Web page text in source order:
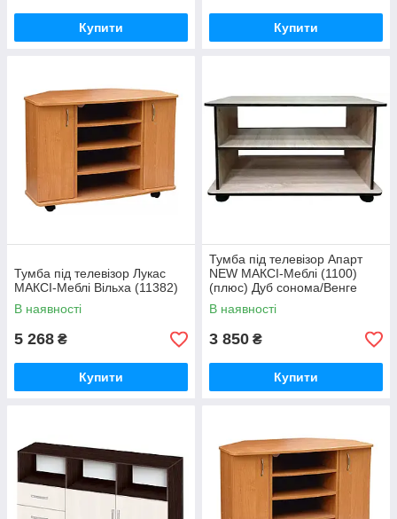
Купити Купити
Тумба під телевізор Лукас
МАКСІ-Меблі Вільха (11382)
В наявності
5 268 ₴
Купити
Тумба під телевізор Апарт
NEW МАКСІ-Меблі (1100)
(плюс) Дуб сонома/Венге
темний (10963)
В наявності
3 850 ₴
Купити